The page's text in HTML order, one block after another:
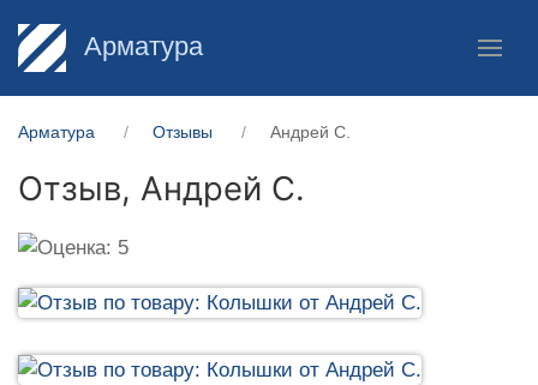
Арматура
Арматура Отзывы Андрей С.
Отзыв, Андрей С.